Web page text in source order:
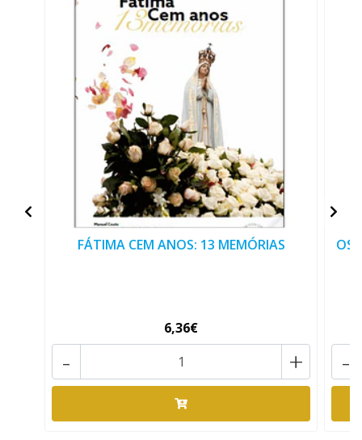
FÁTIMA CEM ANOS: 13 MEMÓRIAS
6,36€
+
-
OS
-